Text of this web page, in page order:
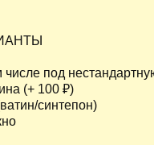
под
(+ 100 ₽)
синтепон)